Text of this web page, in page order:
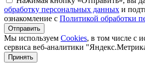
обработку персональных данных и
ознакомление с Политикой обработки
Мы используем Cookies, в том числе с
сервиса веб-аналитики
Принять